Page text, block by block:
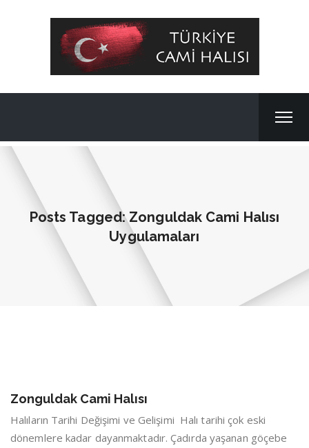
Posts Tagged: Zonguldak Cami Halısı
Uygulamaları
Zonguldak Cami Halısı
Halıların Tarihi Değişimi ve Gelişimi Halı tarihi çok eski
dönemlere kadar dayanmaktadır. Çadırda yaşanan göçebe